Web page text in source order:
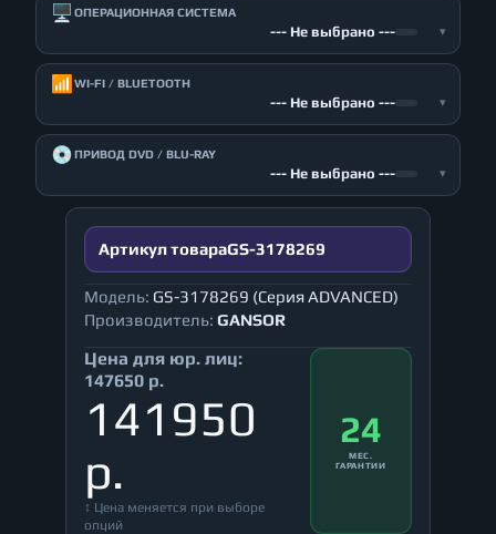
🖥️ ОПЕРАЦИОННАЯ СИСТЕМА
--- Не выбрано --- ▾
📶 WI-FI / BLUETOOTH
--- Не выбрано --- ▾
💿ПРИВОД DVD / BLU-RAY
--- Не выбрано --- ▾
Артикул товараGS-3178269
Модель: GS-3178269 (Серия ADVANCED)
Производитель: GANSOR
Цена для юр. лиц:
147650 р.
141950
р.
↕ Цена меняется при выборе
опций
24
МЕС.
ГАРАНТИИ